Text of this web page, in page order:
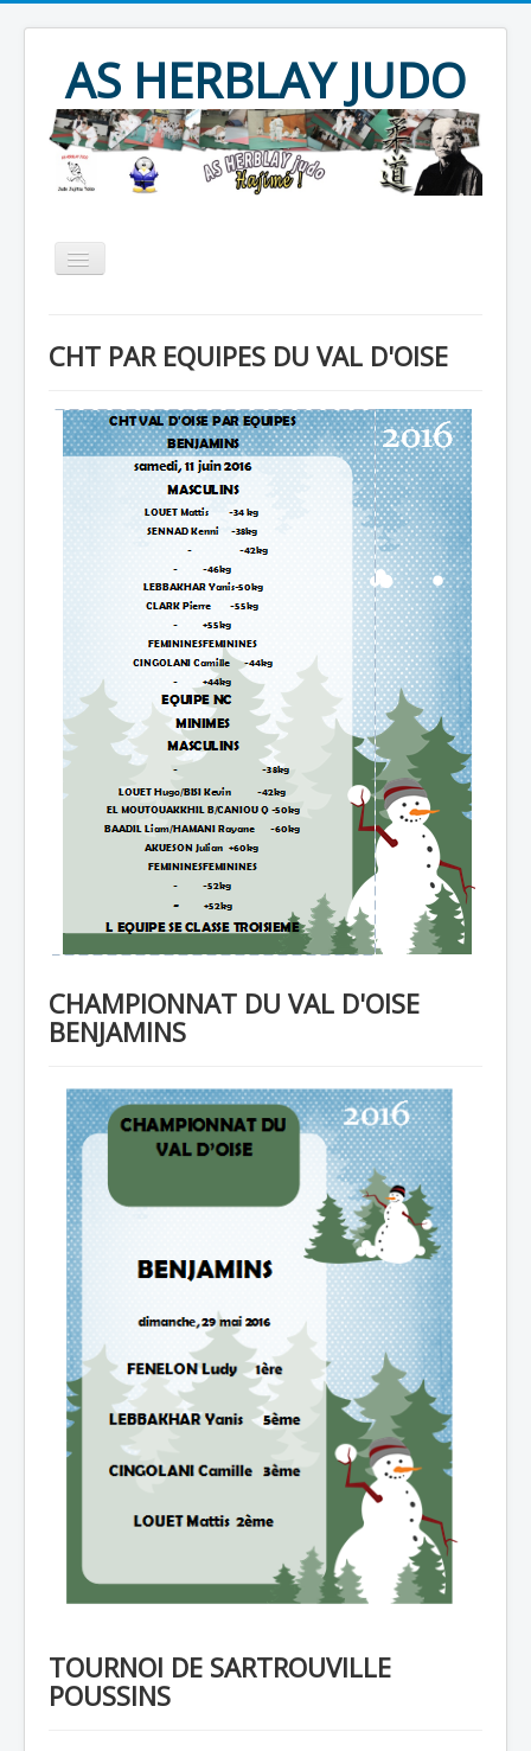
AS HERBLAY JUDO
JUDO
JU JITSU
TAÏSO
Evènements
Archives
Produits divers
Contact
CHT PAR EQUIPES DU VAL D'OISE
CHAMPIONNAT DU VAL D'OISE
BENJAMINS
TOURNOI DE SARTROUVILLE
POUSSINS